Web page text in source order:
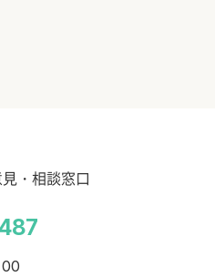
・相談窓口